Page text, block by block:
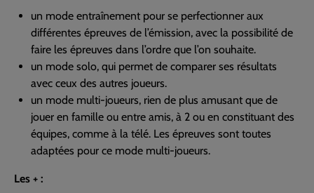
un mode entraînement pour se perfectionner aux
différentes épreuves de l’émission, avec la possibilité de
faire les épreuves dans l’ordre que l’on souhaite.
un mode solo, qui permet de comparer ses résultats
avec ceux des autres joueurs.
un mode multi-joueurs, rien de plus amusant que de
jouer en famille ou entre amis, à 2 ou en constituant des
équipes, comme à la télé. Les épreuves sont toutes
adaptées pour ce mode multi-joueurs.
Les + :